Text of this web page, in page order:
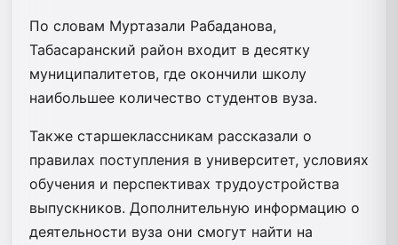
По словам Муртазали Рабаданова,
Табасаранский район входит в десятку
муниципалитетов, где окончили школу
наибольшее количество студентов вуза.
Также старшеклассникам рассказали о
правилах поступления в университет, условиях
обучения и перспективах трудоустройства
выпускников. Дополнительную информацию о
деятельности вуза они смогут найти на